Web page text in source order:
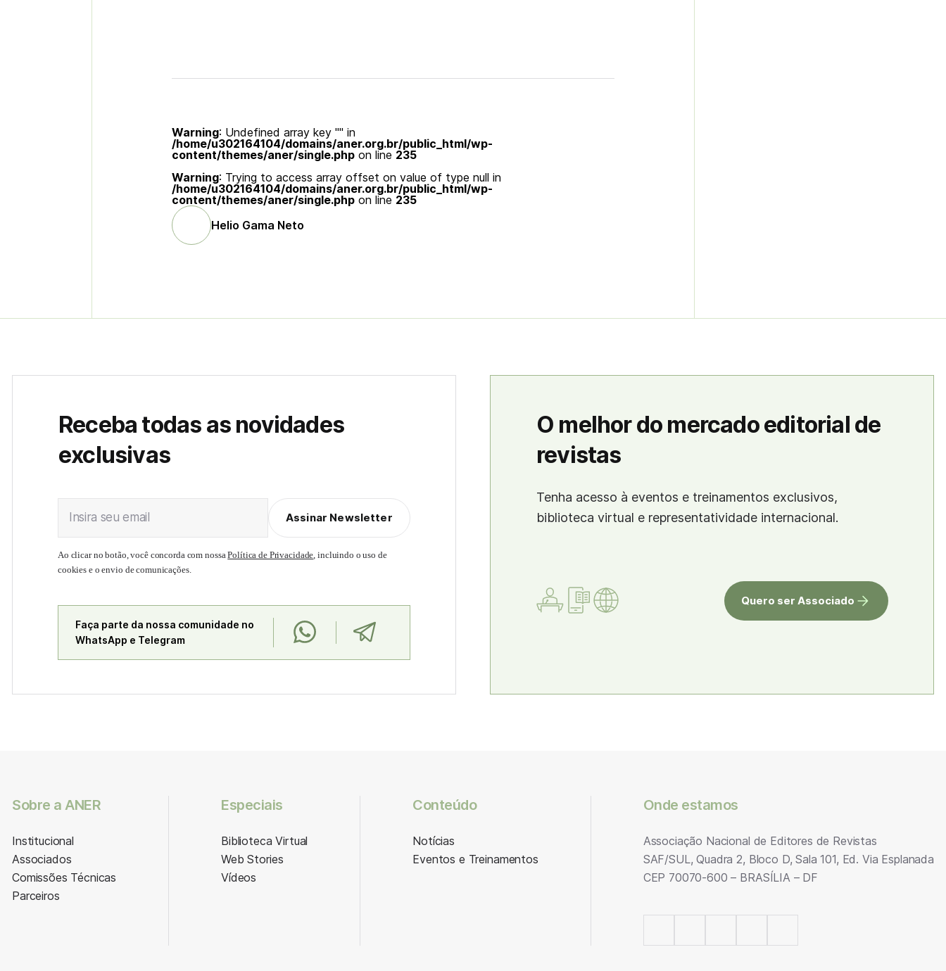
Warning: Undefined array key "" in
/home/u302164104/domains/aner.org.br/public_html/wp-
content/themes/aner/single.php on line 235
Warning: Trying to access array offset on value of type null in
/home/u302164104/domains/aner.org.br/public_html/wp-
content/themes/aner/single.php on line 235
Helio Gama Neto
Receba todas as novidades
exclusivas
Insira seu email Assinar Newsletter
Ao clicar no botão, você concorda com nossaPolítica de Privacidade, incluindo o uso de
cookies e o envio de comunicações.
Faça parte da nossa comunidade no
WhatsApp e Telegram
O melhor do mercado editorial de
revistas
Tenha acesso à eventos e treinamentos exclusivos,
biblioteca virtual e representatividade internacional.
Quero ser Associado
Sobre a ANER
Institucional
Associados
Comissões Técnicas
Parceiros
Especiais
Biblioteca Virtual
Web Stories
Vídeos
Conteúdo
Notícias
Eventos e Treinamentos
Onde estamos
Associação Nacional de Editores de Revistas
SAF/SUL, Quadra 2, Bloco D, Sala 101, Ed. Via Esplanada
CEP 70070-600 – BRASÍLIA – DF